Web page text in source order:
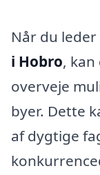
Når du
i Hobro,
overveje
byer. Dette
af dygtige